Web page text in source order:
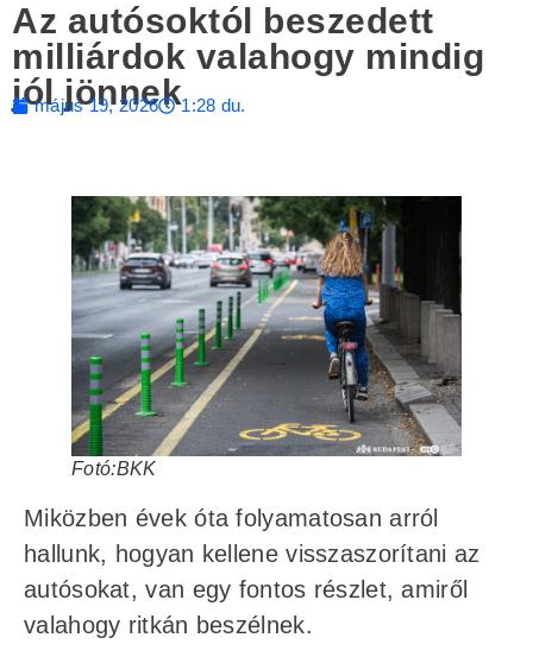
Az autósoktól beszedett
milliárdok valahogy mindig
jól jönnek
május 19, 2026 1:28 du.
Fotó:BKK
Miközben évek óta folyamatosan arról
hallunk, hogyan kellene visszaszorítani az
autósokat, van egy fontos részlet, amiről
valahogy ritkán beszélnek.